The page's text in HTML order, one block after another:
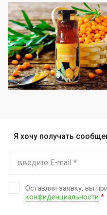
Я хочу получать
Оставляя заявку, вы
конфиденциальности *